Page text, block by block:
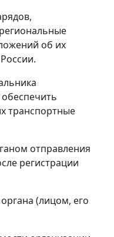
об их
транспортные
отправления
регистрации
(лицом, его